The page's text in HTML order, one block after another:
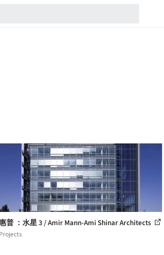
普 ：水星 3 / Amir Mann-Ami Shinar Architects
Projects